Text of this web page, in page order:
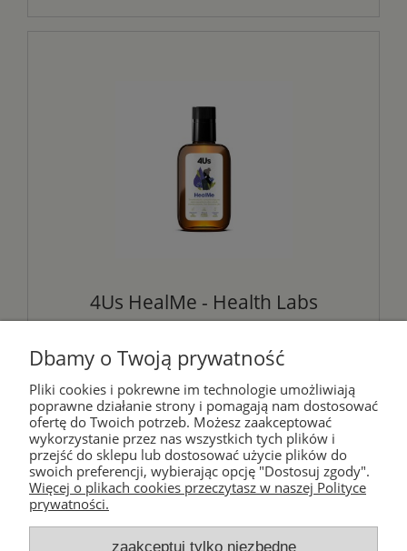
4Us HealMe - Health Labs
124,55 zł
powiadom o dostępności
Dbamy o Twoją prywatność
Pliki cookies i pokrewne im technologie umożliwiają
poprawne działanie strony i pomagają nam dostosować
ofertę do Twoich potrzeb. Możesz zaakceptować
wykorzystanie przez nas wszystkich tych plików i
przejść do sklepu lub dostosować użycie plików do
swoich preferencji, wybierając opcję "Dostosuj zgody".
Więcej o plikach cookies przeczytasz w naszej Polityce
prywatności.
zaakceptuj tylko niezbędne